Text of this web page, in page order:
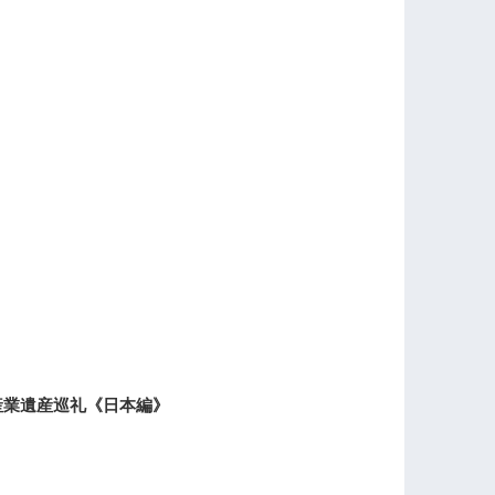
遺産巡礼《日本編》